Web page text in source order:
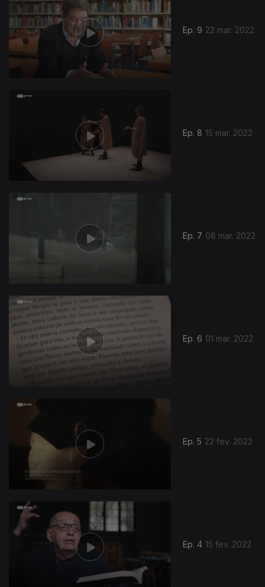
Ep. 9 22 mar. 2022
Ep. 8 15 mar. 2022
Ep. 7 08 mar. 2022
Ep. 6 01 mar. 2022
Ep. 5 22 fev. 2022
Ep. 4 15 fev. 2022